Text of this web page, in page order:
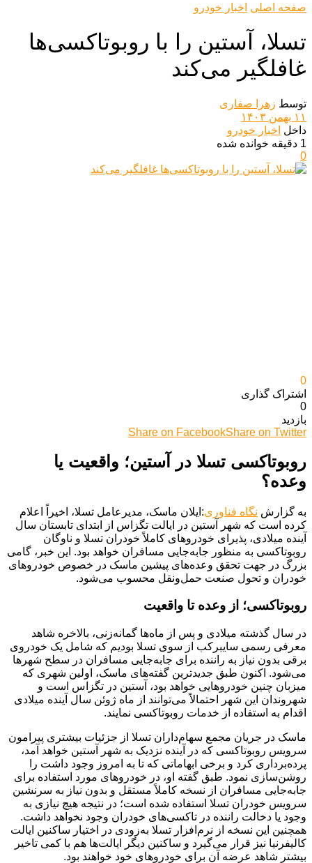
صفحه اصلی اخبار خودرو
تسلا، آستین را با روبوتاکسی‌ها
غافلگیر می‌کند
توسط زهرا صفاری
۱۱ بهمن ۱۴۰۳
داخل اخبار خودرو
1 دقیقه خوانده شده
0
0
اشتراک گذاری‌
0
بازدید
Share on FacebookShare on Twitter
روبوتاکسی تسلا در آستین؛ واقعیت یا
وعده؟
به گزارش نگاه فناوری:ایلان ماسک، مدیرعامل تسلا، اخیراً اعلام
کرده است که شهر آستین در ایالت تگزاس از ابتدای تابستان سال
آینده میلادی، پذیرای خودروهای کاملاً خودران تسلا و ناوگان
روبوتاکسی به منظور جابه‌جایی مسافران خواهد بود. این خبر، گامی
بزرگ در جهت تحقق وعده‌های پیشین ماسک در خصوص خودروهای
خودران و تحول صنعت حمل‌ونقل محسوب می‌شود.
روبوتاکسی؛ از وعده تا واقعیت
در سال گذشته میلادی و پس از ماه‌ها گمانه‌زنی، بالاخره شاهد
معرفی رسمی سایبرکب از سوی تسلا بودیم که شامل یک خودروی
برقی بدون نیاز به راننده برای جابه‌جایی مسافران در سطح شهرها
می‌شود. اکنون طبق جدیدترین گفته‌های ماسک، اولین شهری که
میزبان چنین خودروهایی خواهد بود، آستین در تگزاس است و
شهروندان این شهر احتمالاً می‌توانند از ماه ژوئن سال آینده میلادی
اقدام به استفاده از خدمات روبوتاکسی نمایند.
ماسک در جریان مجمع سهام‌داران تسلا از جزئیات بیشتری پیرامون
سرویس روبوتاکسی که در آینده نزدیک به شهر آستین خواهد آمد،
پرده‌برداری کرد و برخی ابهاماتی که تا به امروز وجود داشت را
روشن‌سازی نمود. طبق گفته او، در خودروهای مورد استفاده برای
جابه‌جایی مسافران از نسخه کاملاً مستقل و بدون نیاز به سرنشین
سرویس خودران تسلا استفاده شده است؛ در نتیجه هیچ نیازی به
وجود یا دخالت راننده در تاکسی‌های خودران وجود نخواهد داشت.
همچنین این نسخه از نرم‌افزار تسلا به‌زودی در اختیار ساکنین ایالت
کالیفرنیا نیز قرار می‌گیرد و ساکنین دیگر ایالت‌ها هم با کمی تاخیر
بیشتر شاهد عرضه آن برای خودروهای خود خواهند بود.